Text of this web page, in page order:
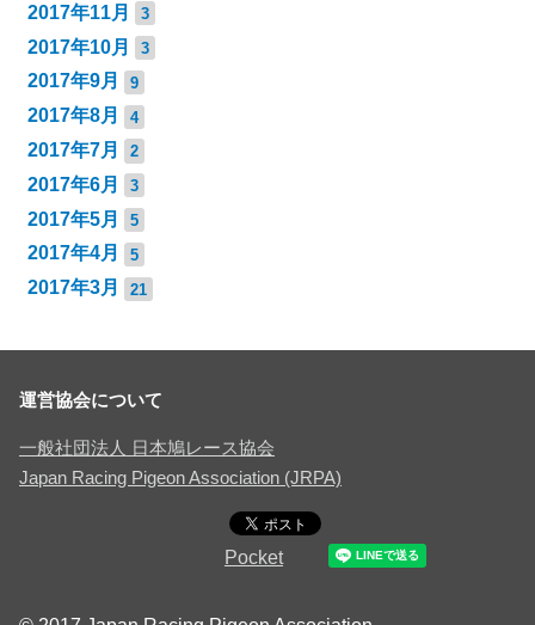
2017年11月 3
2017年10月 3
2017年9月 9
2017年8月 4
2017年7月 2
2017年6月 3
2017年5月 5
2017年4月 5
2017年3月 21
運営協会について
一般社団法人 日本鳩レース協会
Japan Racing Pigeon Association (JRPA)
Pocket